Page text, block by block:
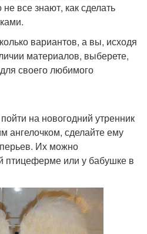
все знают, как сделать
вариантов, а вы, исходя
материалов, выберете,
своего любимого
на новогодний утренник
ангелочком, сделайте ему
Их можно
птицеферме или у бабушке в